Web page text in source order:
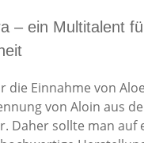
– ein Multitalent
die Einnahme von
von Aloin aus
Daher sollte man auf